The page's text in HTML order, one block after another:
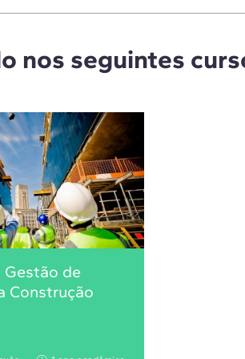
nos seguintes
de
Construção